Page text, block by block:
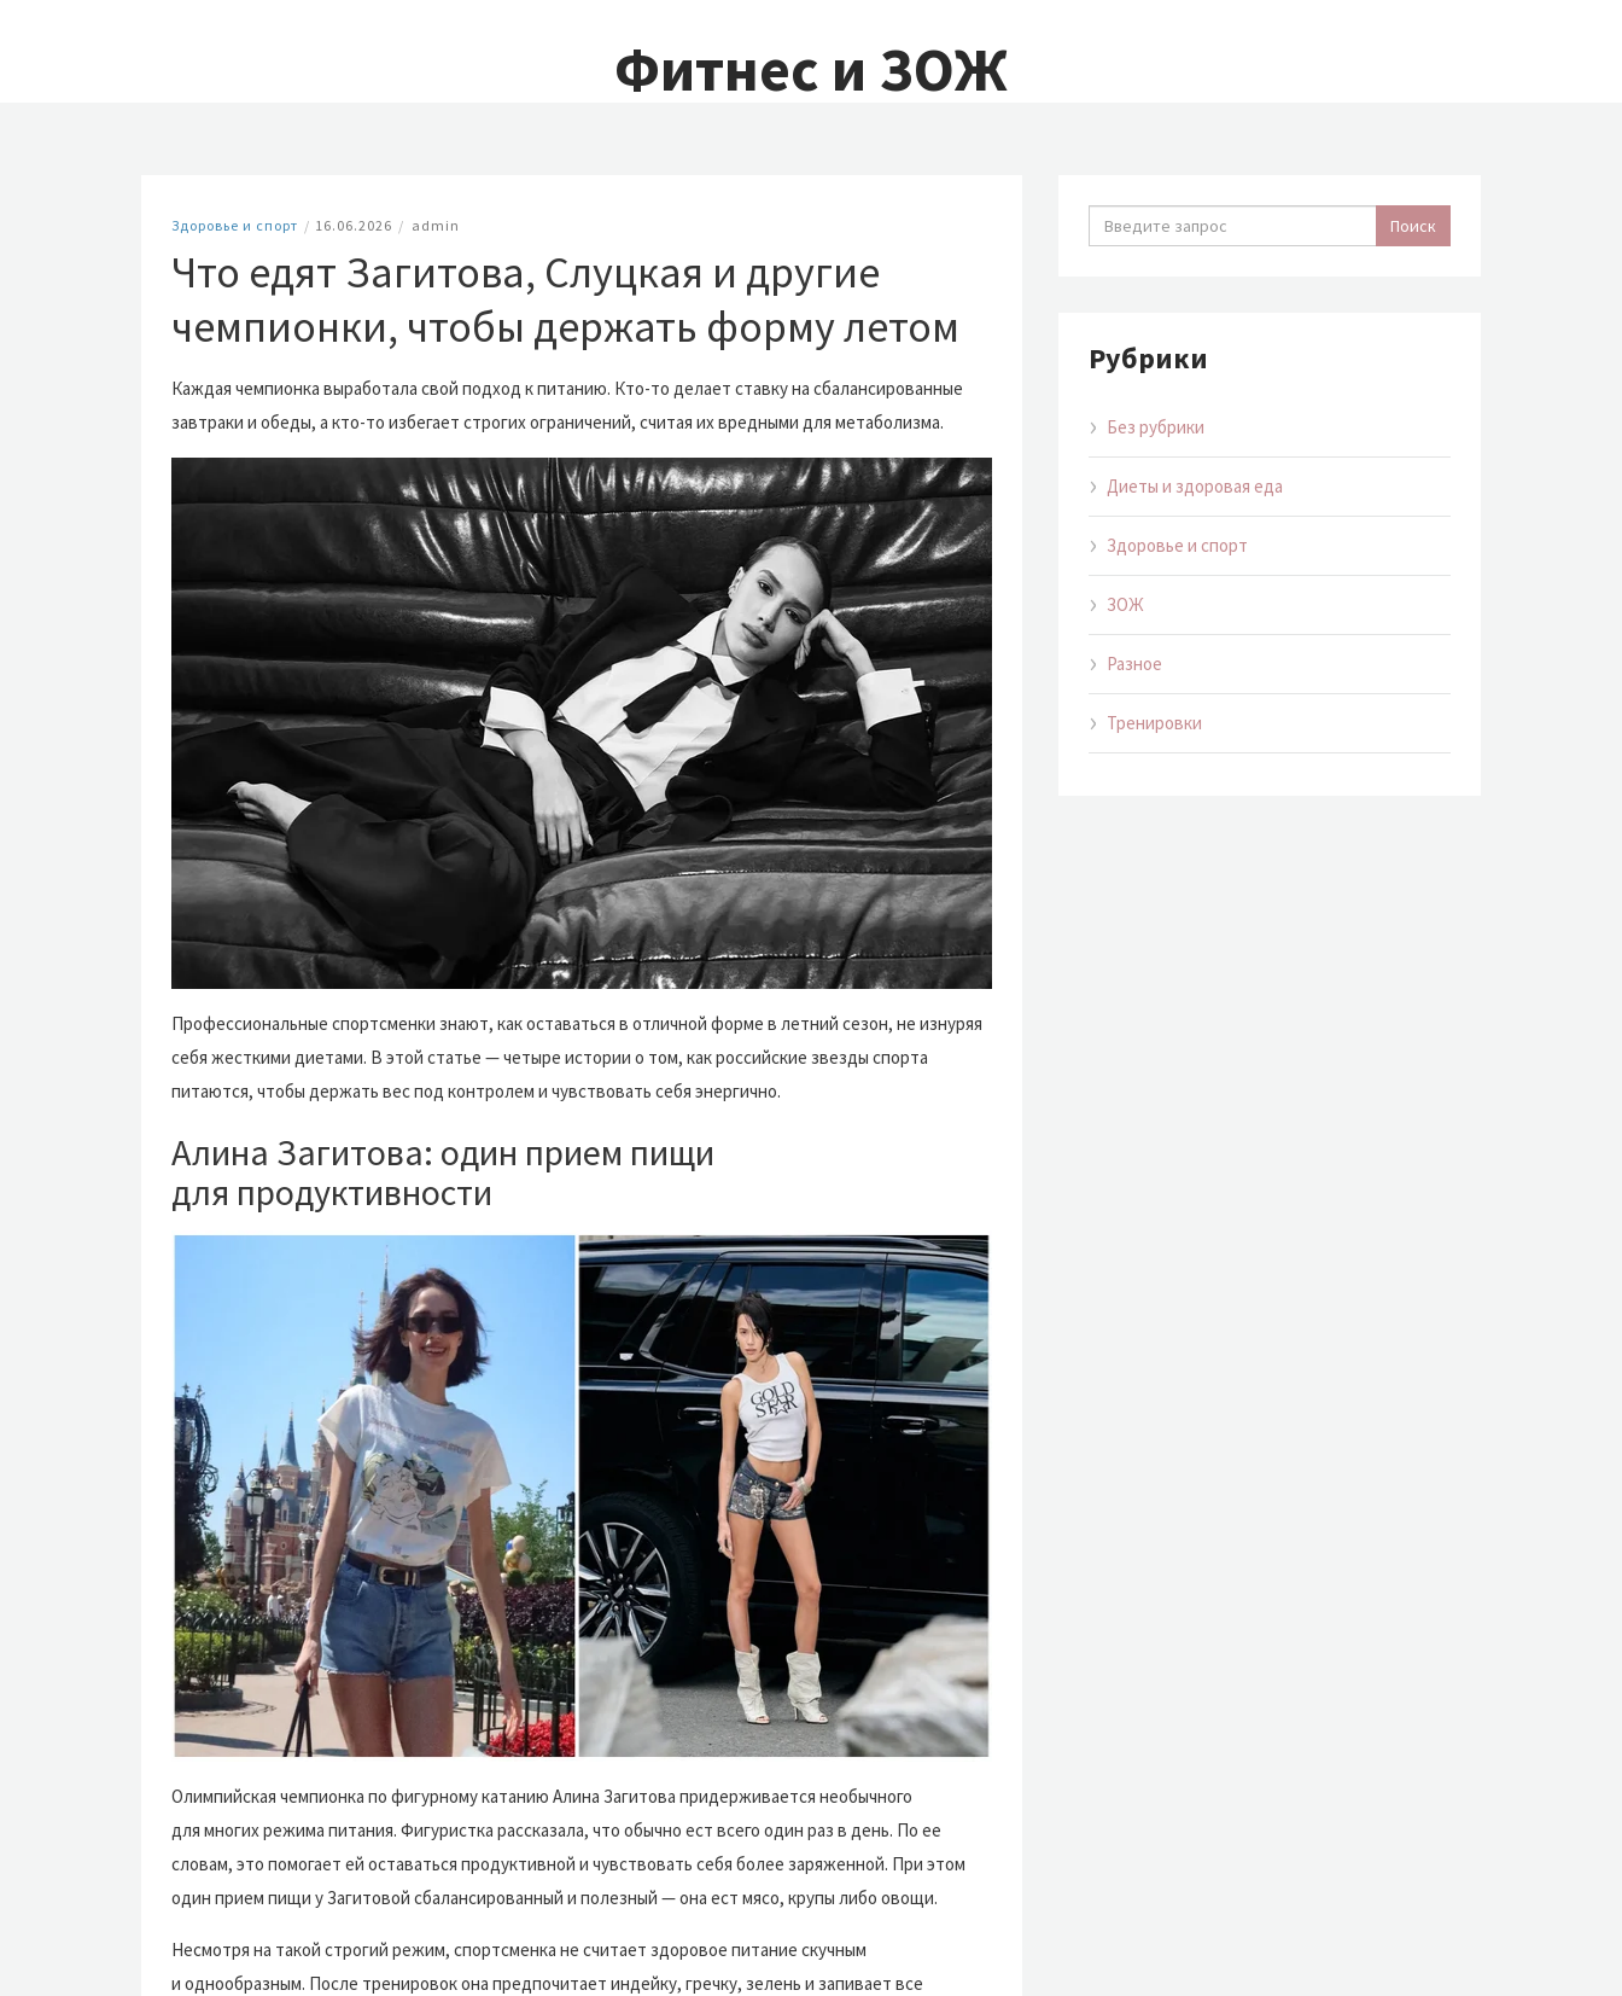
Фитнес и ЗОЖ
Здоровье и спорт / 16.06.2026 / admin
Что едят Загитова, Слуцкая и другие
чемпионки, чтобы держать форму летом
Каждая чемпионка выработала свой подход к питанию. Кто-то делает ставку на сбалансированные
завтраки и обеды, а кто-то избегает строгих ограничений, считая их вредными для метаболизма.
Профессиональные спортсменки знают, как оставаться в отличной форме в летний сезон, не изнуряя
себя жесткими диетами. В этой статье — четыре истории о том, как российские звезды спорта
питаются, чтобы держать вес под контролем и чувствовать себя энергично.
Алина Загитова: один прием пищи
для продуктивности
Олимпийская чемпионка по фигурному катанию Алина Загитова придерживается необычного
для многих режима питания. Фигуристка рассказала, что обычно ест всего один раз в день. По ее
словам, это помогает ей оставаться продуктивной и чувствовать себя более заряженной. При этом
один прием пищи у Загитовой сбалансированный и полезный — она ест мясо, крупы либо овощи.
Несмотря на такой строгий режим, спортсменка не считает здоровое питание скучным
и однообразным. После тренировок она предпочитает индейку, гречку, зелень и запивает все
Рубрики
Без рубрики
Диеты и здоровая еда
Здоровье и спорт
ЗОЖ
Разное
Тренировки